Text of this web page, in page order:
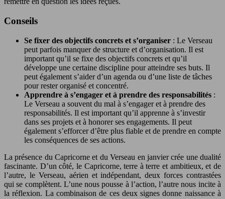
Conseils
Se fixer des objectifs concrets et s’organiser : Le Verseau
peut parfois manquer de structure et d’organisation. Il est
important qu’il se fixe des objectifs concrets et qu’il
développe une certaine discipline pour atteindre ses buts. Il
peut également s’aider d’un agenda ou d’une liste de tâches
pour rester organisé et concentré.
Apprendre à s’engager et à prendre des responsabilités :
Le Verseau a souvent du mal à s’engager et à prendre des
responsabilités. Il est important qu’il apprenne à s’investir
dans ses projets et à honorer ses engagements. Il peut
également s’efforcer d’être plus fiable et de prendre en compte
les conséquences de ses actions.
La présence du Capricorne et du Verseau en janvier crée une dualité
fascinante. D’un côté, le Capricorne, terre à terre et ambitieux, et de
l’autre, le Verseau, aérien et indépendant, deux forces contrastées
qui se complètent. L’une nous pousse à l’action, l’autre nous incite à
la réflexion. La combinaison de ces deux signes donne naissance à